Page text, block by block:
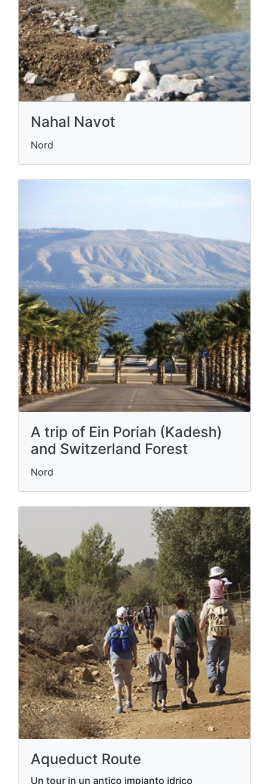
Nahal Navot
Nord
A trip of Ein Poriah (Kadesh)
and Switzerland Forest
Nord
Aqueduct Route
Un tour in un antico impianto idrico